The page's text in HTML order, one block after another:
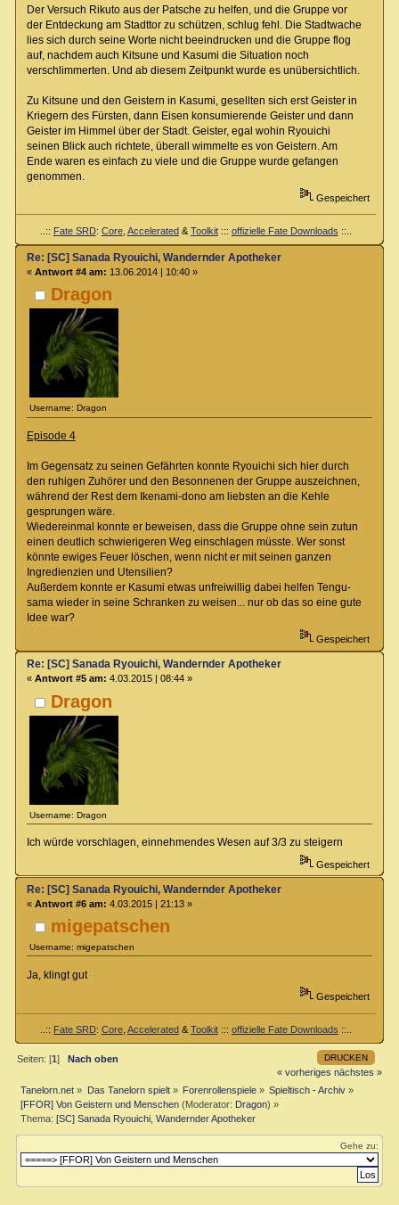
Der Versuch Rikuto aus der Patsche zu helfen, und die Gruppe vor
der Entdeckung am Stadttor zu schützen, schlug fehl. Die Stadtwache
lies sich durch seine Worte nicht beeindrucken und die Gruppe flog
auf, nachdem auch Kitsune und Kasumi die Situation noch
verschlimmerten. Und ab diesem Zeitpunkt wurde es unübersichtlich.
Zu Kitsune und den Geistern in Kasumi, gesellten sich erst Geister in
Kriegern des Fürsten, dann Eisen konsumierende Geister und dann
Geister im Himmel über der Stadt. Geister, egal wohin Ryouichi
seinen Blick auch richtete, überall wimmelte es von Geistern. Am
Ende waren es einfach zu viele und die Gruppe wurde gefangen
genommen.
Gespeichert
..:: Fate SRD: Core, Accelerated& Toolkit::: offizielle Fate Downloads ::..
Dragon
Username: Dragon
Re: [SC] Sanada Ryouichi, Wandernder Apotheker
« Antwort #4 am: 13.06.2014 | 10:40 »
Episode 4
Im Gegensatz zu seinen Gefährten konnte Ryouichi sich hier durch
den ruhigen Zuhörer und den Besonnenen der Gruppe auszeichnen,
während der Rest dem Ikenami-dono am liebsten an die Kehle
gesprungen wäre.
Wiedereinmal konnte er beweisen, dass die Gruppe ohne sein zutun
einen deutlich schwierigeren Weg einschlagen müsste. Wer sonst
könnte ewiges Feuer löschen, wenn nicht er mit seinen ganzen
Ingredienzien und Utensilien?
Außerdem konnte er Kasumi etwas unfreiwillig dabei helfen Tengu-
sama wieder in seine Schranken zu weisen... nur ob das so eine gute
Idee war?
Gespeichert
Dragon
Username: Dragon
Re: [SC] Sanada Ryouichi, Wandernder Apotheker
« Antwort #5 am: 4.03.2015 | 08:44 »
Ich würde vorschlagen, einnehmendes Wesen auf 3/3 zu steigern
Gespeichert
migepatschen
Username: migepatschen
Re: [SC] Sanada Ryouichi, Wandernder Apotheker
« Antwort #6 am: 4.03.2015 | 21:13 »
Ja, klingt gut
Gespeichert
..:: Fate SRD: Core, Accelerated& Toolkit::: offizielle Fate Downloads ::..
DRUCKEN
Seiten: [1]Nach oben
« vorheriges nächstes »
Tanelorn.net » Das Tanelorn spielt» Forenrollenspiele » Spieltisch - Archiv »
[FFOR] Von Geistern und Menschen(Moderator: Dragon) »
Thema:[SC] Sanada Ryouichi, Wandernder Apotheker
Gehe zu: